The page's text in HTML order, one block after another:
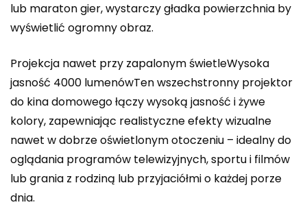
lub maraton gier, wystarczy gładka powierzchnia by
wyświetlić ogromny obraz.
Projekcja nawet przy zapalonym świetleWysoka
jasność 4000 lumenówTen wszechstronny projektor
do kina domowego łączy wysoką jasność i żywe
kolory, zapewniając realistyczne efekty wizualne
nawet w dobrze oświetlonym otoczeniu – idealny do
oglądania programów telewizyjnych, sportu i filmów
lub grania z rodziną lub przyjaciółmi o każdej porze
dnia.